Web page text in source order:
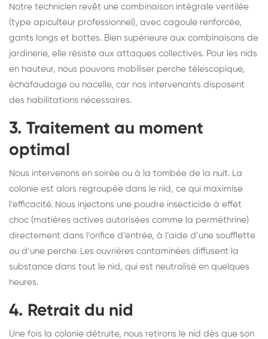
Notre technicien revêt une combinaison intégrale ventilée
(type apiculteur professionnel), avec cagoule renforcée,
gants longs et bottes. Bien supérieure aux combinaisons de
jardinerie, elle résiste aux attaques collectives. Pour les nids
en hauteur, nous pouvons mobiliser perche télescopique,
échafaudage ou nacelle, car nos intervenants disposent
des habilitations nécessaires.
3. Traitement au moment
optimal
Nous intervenons en soirée ou à la tombée de la nuit. La
colonie est alors regroupée dans le nid, ce qui maximise
l’efficacité. Nous injectons une poudre insecticide à effet
choc (matières actives autorisées comme la perméthrine)
directement dans l’orifice d’entrée, à l’aide d’une soufflette
ou d’une perche. Les ouvrières contaminées diffusent la
substance dans tout le nid, qui est neutralisé en quelques
heures.
4. Retrait du nid
Une fois la colonie détruite, nous retirons le nid dès que son